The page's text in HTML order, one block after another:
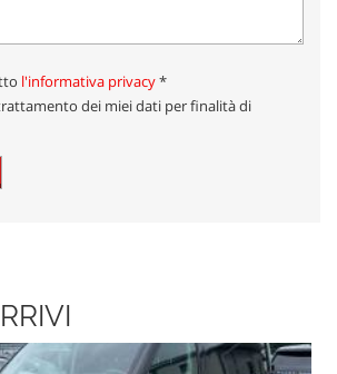
l'informativa privacy*
dei miei dati per finalità di